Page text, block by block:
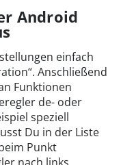
Android
einfach
Anschließend
Funktionen
de- oder
speziell
Du in der Liste
Punkt